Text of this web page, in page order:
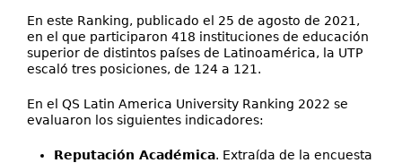
En este Ranking, publicado el 25 de agosto de 2021,
en el que participaron 418 instituciones de educación
superior de distintos países de Latinoamérica, la UTP
escaló tres posiciones, de 124 a 121.
En el QS Latin America University Ranking 2022 se
evaluaron los siguientes indicadores:
Reputación Académica. Extraída de la encuesta